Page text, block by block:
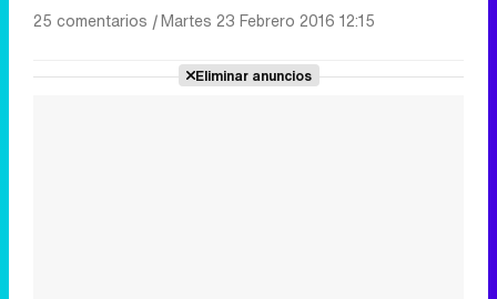
25 comentarios |Martes 23 Febrero 2016 12:15
Eliminar anuncios